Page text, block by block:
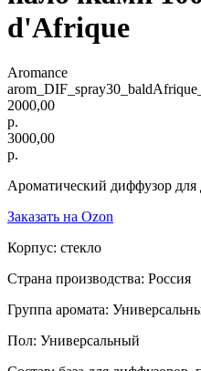
d'Afrique
Aromance
2000,00
р.
3000,00
р.
Ароматический диффузор для
Заказать на Ozon
Корпус: стекло
Страна производства: Россия
Группа аромата:
Пол: Универсальный